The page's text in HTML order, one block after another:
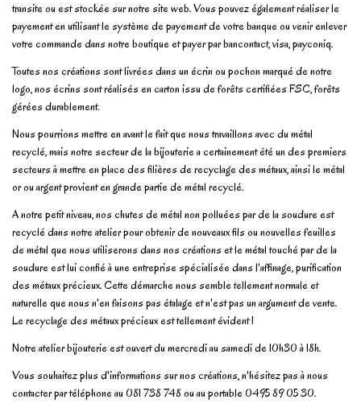
transite ou est stockée sur notre site web. Vous pouvez également réaliser le
payement en utilisant le système de payement de votre banque ou venir enlever
votre commande dans notre boutique et payer par bancontact, visa, payconiq.
Toutes nos créations sont livrées dans un écrin ou pochon marqué de notre
logo, nos écrins sont réalisés en carton issu de forêts certifiées FSC, forêts
gérées durablement.
Nous pourrions mettre en avant le fait que nous travaillons avec du métal
recyclé, mais notre secteur de la bijouterie a certainement été un des premiers
secteurs à mettre en place des filières de recyclage des métaux, ainsi le métal
or ou argent provient en grande partie de métal recyclé.
A notre petit niveau, nos chutes de métal non polluées par de la soudure est
recyclé dans notre atelier pour obtenir de nouveaux fils ou nouvelles feuilles
de métal que nous utiliserons dans nos créations et le métal touché par de la
soudure est lui confié à une entreprise spécialisée dans l'affinage, purification
des métaux précieux. Cette démarche nous semble tellement normale et
naturelle que nous n'en faisons pas étalage et n'est pas un argument de vente.
Le recyclage des métaux précieux est tellement évident !
Notre atelier bijouterie est ouvert du mercredi au samedi de 10h30 à 18h.
Vous souhaitez plus d'informations sur nos créations, n'hésitez pas à nous
contacter par téléphone au 081 738 748 ou au portable 0495 89 05 30.